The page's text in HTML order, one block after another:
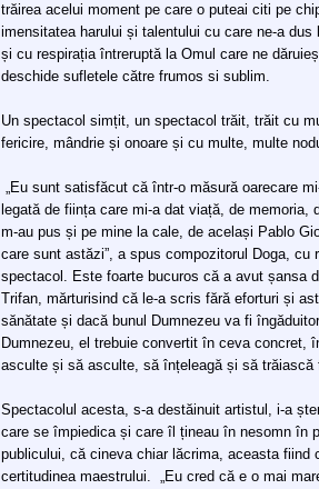
trăirea acelui moment pe care o puteai citi pe
imensitatea harului și talentului cu care ne-a
și cu respirația întreruptă la Omul care ne
deschide sufletele către frumos si sublim.
Un spectacol simțit, un spectacol trăit, trăit cu
fericire, mândrie și onoare și cu multe, multe
„Eu sunt satisfăcut că într-o măsură oarecare
legată de ființa care mi-a dat viață, de
m-au pus și pe mine la cale, de același Pablo
care sunt astăzi”, a spus compozitorul Doga,
spectacol. Este foarte bucuros că a avut șansa
Trifan, mărturisind că le-a scris fără eforturi și
sănătate și dacă bunul Dumnezeu va fi
Dumnezeu, el trebuie convertit în ceva
asculte și să asculte, să înțeleagă și să trăiască
Spectacolul acesta, s-a destăinuit artistul, i-a
care se împiedica și care îl țineau în nesomn în
publicului, că cineva chiar lăcrima, aceasta
certitudinea maestrului. „Eu cred că e o mai